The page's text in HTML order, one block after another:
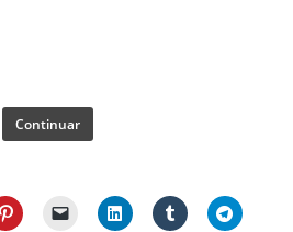
Continuar